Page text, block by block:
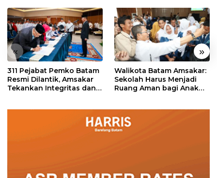
« »
311 Pejabat Pemko Batam
Resmi Dilantik, Amsakar
Tekankan Integritas dan
Walikota Batam Amsakar:
Sekolah Harus Menjadi
Ruang Aman bagi Anak